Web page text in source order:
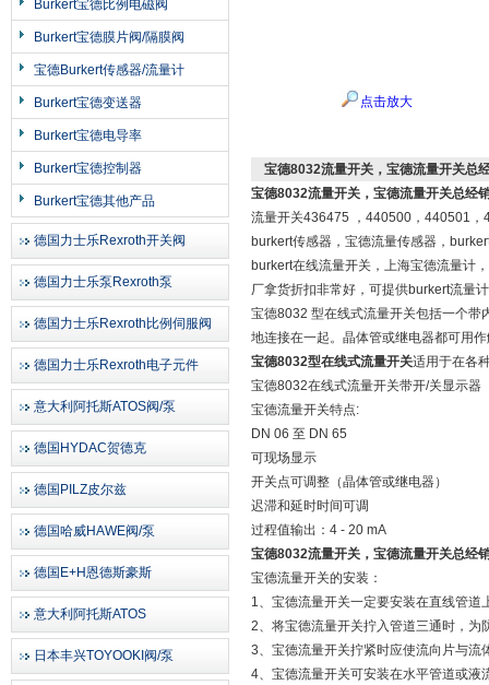
Burkert宝德比例电磁阀
Burkert宝德膜片阀/隔膜阀
宝德Burkert传感器/流量计
Burkert宝德变送器
Burkert宝德电导率
Burkert宝德控制器
Burkert宝德其他产品
德国力士乐Rexroth开关阀
德国力士乐泵Rexroth泵
德国力士乐Rexroth比例伺服阀
德国力士乐Rexroth电子元件
意大利阿托斯ATOS阀/泵
德国HYDAC贺德克
德国PILZ皮尔兹
德国哈威HAWE阀/泵
德国E+H恩德斯豪斯
意大利阿托斯ATOS
日本丰兴TOYOOKI阀/泵
点击放大
宝德8032流量开关，宝德流量开关总
宝德8032流量开关，宝德流量开关总经
流量开关436475 ，440500，440501，
burkert传感器，宝德流量传感器，
burkert在线流量开关，上海宝德流量计
厂拿货折扣非常好，可提供burkert流量
宝德8032 型在线式流量开关包括一个带
地连接在一起。晶体管或继电器都可用
宝德8032型在线式流量开关适用于在各
宝德8032在线式流量开关带开/关显示器
宝德流量开关特点:
DN 06 至 DN 65
可现场显示
开关点可调整（晶体管或继电器）
迟滞和延时时间可调
过程值输出：4 - 20 mA
宝德8032流量开关，宝德流量开关总经
宝德流量开关的安装：
1、宝德流量开关一定要安装在直线管
2、将宝德流量开关拧入管道三通时，为
3、宝德流量开关拧紧时应使流向片与流
4、宝德流量开关可安装在水平管道或液